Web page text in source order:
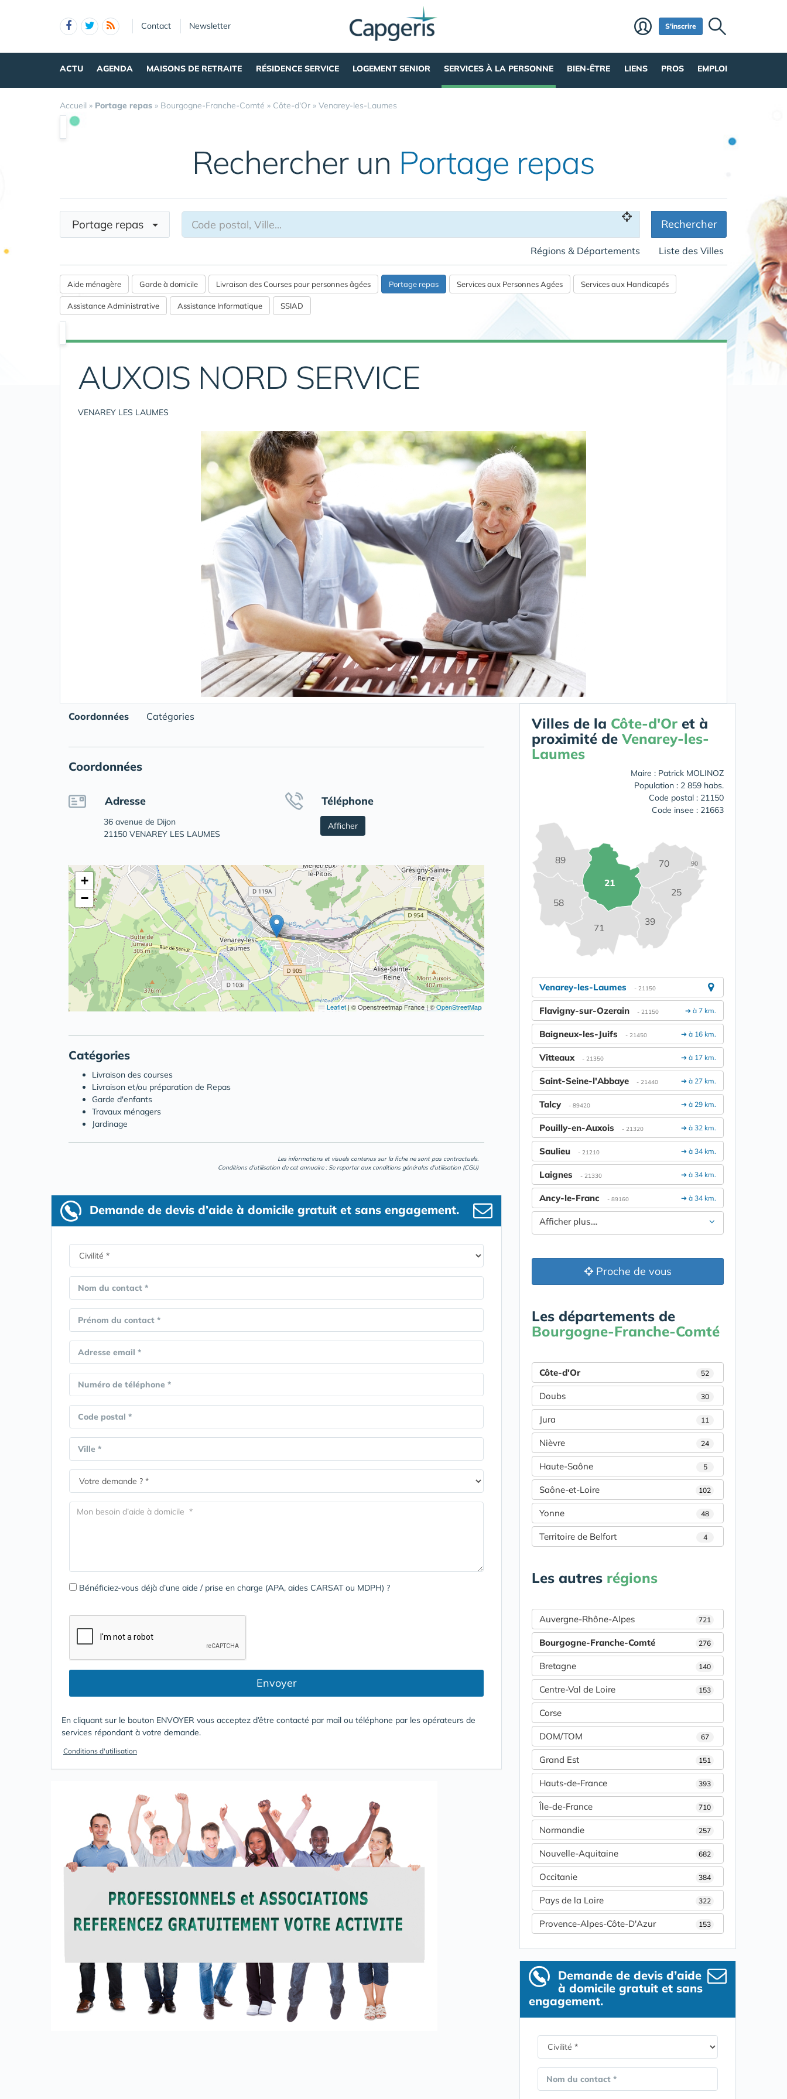
Contact Newsletter S'inscrire
ACTU AGENDA MAISONS DE RETRAITE RÉSIDENCE SERVICE LOGEMENT SENIOR SERVICES À LA PERSONNE BIEN-ÊTRE LIENS PROS EMPLOI
Accueil » Portage repas » Bourgogne-Franche-Comté » Côte-d'Or » Venarey-les-Laumes
Rechercher un Portage repas
Portage repas Rechercher
Régions & Départements Liste des Villes
Aide ménagère Garde à domicile Livraison des Courses pour personnes âgées Portage repas Services aux Personnes Agées Services aux Handicapés
Assistance Administrative Assistance Informatique SSIAD
AUXOIS NORD SERVICE
VENAREY LES LAUMES
Coordonnées Catégories
Coordonnées
Adresse
36 avenue de Dijon
21150 VENAREY LES LAUMES
Téléphone
Afficher
+
−
Leaflet |© Openstreetmap France | ©OpenStreetMap
Catégories
Livraison des courses
Livraison et/ou préparation de Repas
Garde d'enfants
Travaux ménagers
Jardinage
Les informations et visuels contenus sur la fiche ne sont pas contractuels.
Conditions d'utilisation de cet annuaire : Se reporter aux conditions générales d'utilisation (CGU)
Demande de devis d’aide à domicile gratuit et sans engagement.
Nom du contact *
Prénom du contact *
Adresse email *
Numéro de téléphone *
Code postal *
Ville *
Bénéficiez-vous déjà d’une aide / prise en charge (APA, aides CARSAT ou MDPH) ?
Envoyer
En cliquant sur le bouton ENVOYER vous acceptez d’être contacté par mail ou téléphone par les opérateurs de
services répondant à votre demande.
Conditions d'utilisation
Villes de la Côte-d'Or et à
proximité de Venarey-les-
Laumes
Maire : Patrick MOLINOZ
Population : 2 859 habs.
Code postal : 21150
Code insee : 21663
21
25
39
58
70
71
89 90
Venarey-les-Laumes - 21150
➔ à 7 km.
Flavigny-sur-Ozerain - 21150
➔ à 16 km.
Baigneux-les-Juifs - 21450
➔ à 17 km.
Vitteaux - 21350
➔ à 27 km.
Saint-Seine-l'Abbaye - 21440
➔ à 29 km.
Talcy - 89420
➔ à 32 km.
Pouilly-en-Auxois - 21320
➔ à 34 km.
Saulieu - 21210
➔ à 34 km.
Laignes - 21330
➔ à 34 km.
Ancy-le-Franc - 89160
Afficher plus....
Proche de vous
Les départements de
Bourgogne-Franche-Comté
Côte-d'Or 52
Doubs 30
Jura 11
Nièvre 24
Haute-Saône 5
Saône-et-Loire 102
Yonne 48
Territoire de Belfort 4
Les autres régions
Auvergne-Rhône-Alpes 721
Bourgogne-Franche-Comté 276
Bretagne 140
Centre-Val de Loire 153
Corse
DOM/TOM 67
Grand Est 151
Hauts-de-France 393
Île-de-France 710
Normandie 257
Nouvelle-Aquitaine 682
Occitanie 384
Pays de la Loire 322
Provence-Alpes-Côte-D'Azur 153
Demande de devis d’aide
à domicile gratuit et sans
engagement.
Nom du contact *